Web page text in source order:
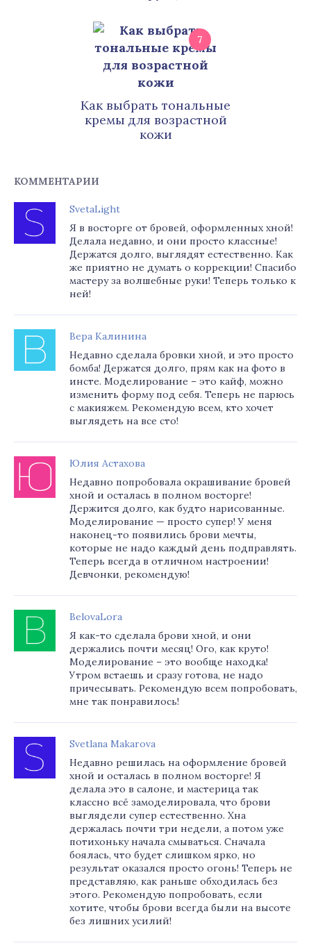
7
Как выбрать тональные
кремы для возрастной
кожи
КОММЕНТАРИИ
SvetaLight
Я в восторге от бровей, оформленных хной!
Делала недавно, и они просто классные!
Держатся долго, выглядят естественно. Как
же приятно не думать о коррекции! Спасибо
мастеру за волшебные руки! Теперь только к
ней!
Вера Калинина
Недавно сделала бровки хной, и это просто
бомба! Держатся долго, прям как на фото в
инсте. Моделирование – это кайф, можно
изменить форму под себя. Теперь не парюсь
с макияжем. Рекомендую всем, кто хочет
выглядеть на все сто!
Юлия Астахова
Недавно попробовала окрашивание бровей
хной и осталась в полном восторге!
Держится долго, как будто нарисованные.
Моделирование — просто супер! У меня
наконец-то появились брови мечты,
которые не надо каждый день подправлять.
Теперь всегда в отличном настроении!
Девчонки, рекомендую!
BelovaLora
Я как-то сделала брови хной, и они
держались почти месяц! Ого, как круто!
Моделирование – это вообще находка!
Утром встаешь и сразу готова, не надо
причесывать. Рекомендую всем попробовать,
мне так понравилось!
Svetlana Makarova
Недавно решилась на оформление бровей
хной и осталась в полном восторге! Я
делала это в салоне, и мастерица так
классно всё замоделировала, что брови
выглядели супер естественно. Хна
держалась почти три недели, а потом уже
потихоньку начала смываться. Сначала
боялась, что будет слишком ярко, но
результат оказался просто огонь! Теперь не
представляю, как раньше обходилась без
этого. Рекомендую попробовать, если
хотите, чтобы брови всегда были на высоте
без лишних усилий!